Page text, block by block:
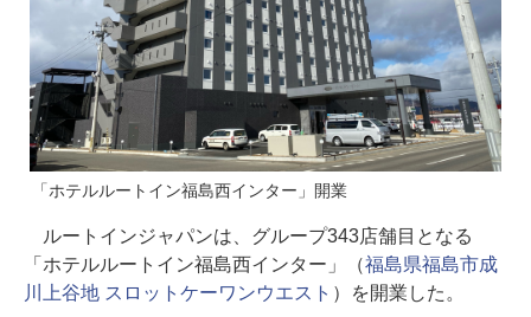
「ホテルルートイン福島西インター」開業
ルートインジャパンは、グループ343店舗目となる
「ホテルルートイン福島西インター」（福島県福島市成
川上谷地 スロットケーワンウエスト ）を開業した。